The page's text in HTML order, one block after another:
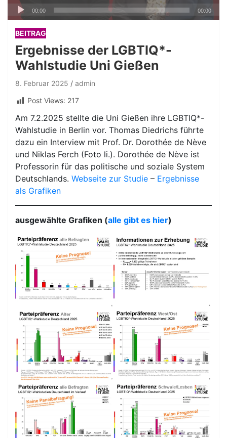
Audio-
Player
00:00 00:00
BEITRAG
Ergebnisse der LGBTIQ*-
Wahlstudie Uni Gießen
8. Februar 2025
admin
Post Views: 217
Am 7.2.2025 stellte die Uni Gießen ihre LGBTIQ*-
Wahlstudie in Berlin vor. Thomas Diedrichs führte
dazu ein Interview mit Prof. Dr. Dorothée de Nève
und Niklas Ferch (Foto li.). Dorothée de Nève ist
Professorin für das politische und soziale System
Deutschlands. Webseite zur Studie – Ergebnisse
als Grafiken
ausgewählte Grafiken (alle gibt es hier)